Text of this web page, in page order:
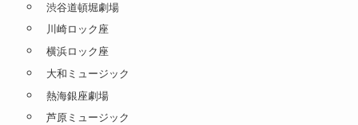
渋谷道頓堀劇場
川崎ロック座
横浜ロック座
大和ミュージック
熱海銀座劇場
芦原ミュージック